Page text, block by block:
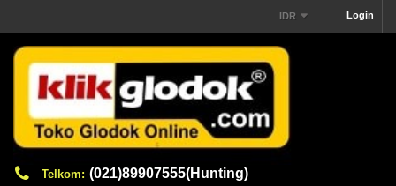
Login
IDR
Telkom: (021)89907555(Hunting)